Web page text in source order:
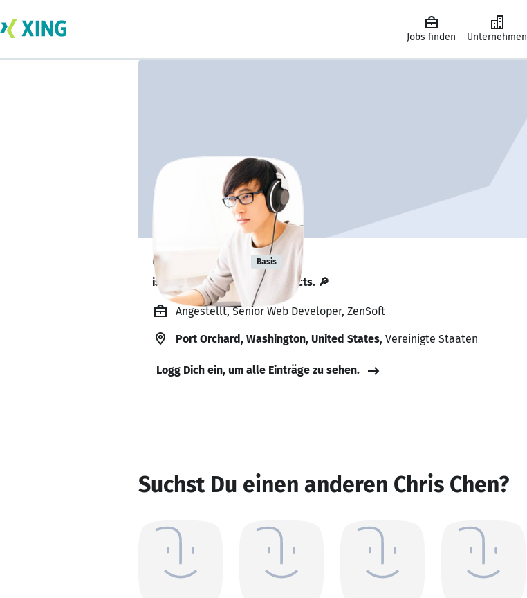
Jobs finden Unternehmen
Chris Chen Basis
is looking for freelance projects. 🔎
Angestellt, Senior Web Developer, ZenSoft
Port Orchard, Washington, United States, Vereinigte Staaten
Logg Dich ein, um alle Einträge zu sehen.
Suchst Du einen anderen Chris Chen?